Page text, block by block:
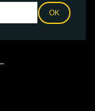
OK